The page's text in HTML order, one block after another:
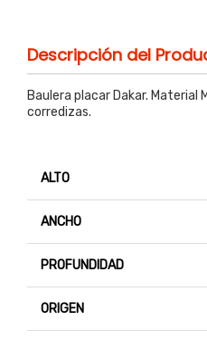
Descripción del
Baulera placar Dakar. Material
corredizas.
ALTO
ANCHO
PROFUNDIDAD
ORIGEN